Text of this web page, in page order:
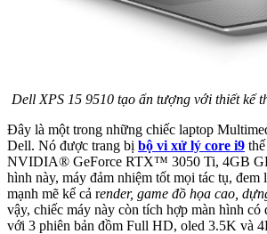
Dell XPS 15 9510 tạo ấn tượng với thiết kế
Đây là một trong những chiếc laptop
Dell. Nó được trang bị bộ vi xử lý core i9
NVIDIA® GeForce RTX™ 3050 Ti, 4GB
hình này, máy đảm nhiệm tốt mọi tác tụ, đem
mạnh mẽ kể cả render, game đồ họa cao,
vậy, chiếc máy này còn tích hợp màn hình có
với 3 phiên bản đồm Full HD, oled 3.5K và